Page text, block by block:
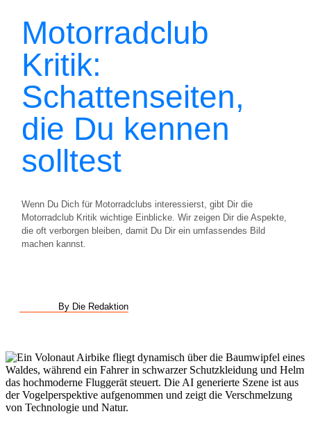
Motorradclub
Kritik:
Schattenseiten,
die Du kennen
solltest
Wenn Du Dich für Motorradclubs interessierst, gibt Dir die
Motorradclub Kritik wichtige Einblicke. Wir zeigen Dir die Aspekte,
die oft verborgen bleiben, damit Du Dir ein umfassendes Bild
machen kannst.
By Die Redaktion